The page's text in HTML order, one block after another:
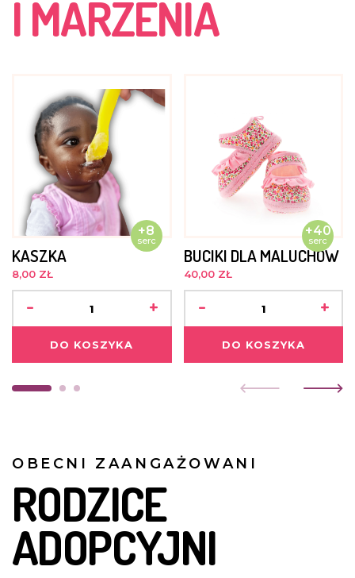
I MARZENIA
+8
serc
KASZKA
8,00 ZŁ
- +
DO KOSZYKA
+40
serc
BUCIKI DLA MALUCHÓW
40,00 ZŁ
- +
DO KOSZYKA
OBECNI ZAANGAŻOWANI
RODZICE
ADOPCYJNI